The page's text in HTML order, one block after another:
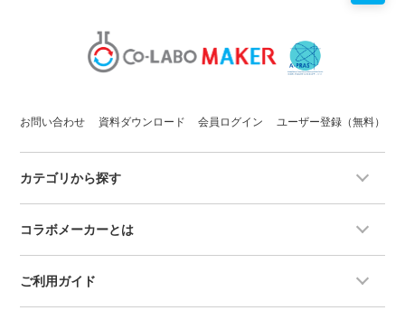
お問い合わせ 資料ダウンロード 会員ログイン ユーザー登録（無料）
カテゴリから探す
コラボメーカーとは
ご利用ガイド